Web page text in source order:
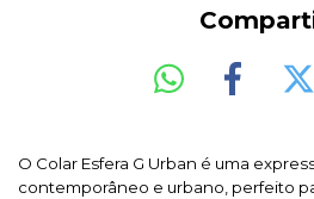
O Colar Esfera G Urban é uma
contemporâneo e urbano, perfeito